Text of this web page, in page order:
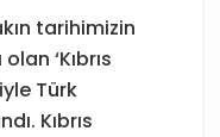
tarihimizin
‘Kıbrıs
Türk
Kıbrıs